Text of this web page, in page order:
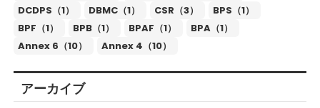
DCDPS（1）
DBMC（1） CSR（3）
BPS（1）
BPF（1）
BPB（1） BPAF（1）
BPA（1）
Annex 6（10）
Annex 4（10）
アーカイブ